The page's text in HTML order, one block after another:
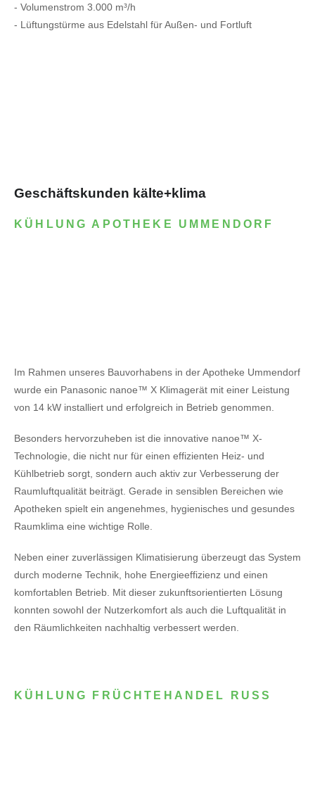
- Volumenstrom 3.000 m³/h
- Lüftungstürme aus Edelstahl für Außen- und Fortluft
Geschäftskunden kälte+klima
KÜHLUNG APOTHEKE UMMENDORF
Im Rahmen unseres Bauvorhabens in der Apotheke Ummendorf
wurde ein Panasonic nanoe™ X Klimagerät mit einer Leistung
von 14 kW installiert und erfolgreich in Betrieb genommen.
Besonders hervorzuheben ist die innovative nanoe™ X-
Technologie, die nicht nur für einen effizienten Heiz- und
Kühlbetrieb sorgt, sondern auch aktiv zur Verbesserung der
Raumluftqualität beiträgt. Gerade in sensiblen Bereichen wie
Apotheken spielt ein angenehmes, hygienisches und gesundes
Raumklima eine wichtige Rolle.
Neben einer zuverlässigen Klimatisierung überzeugt das System
durch moderne Technik, hohe Energieeffizienz und einen
komfortablen Betrieb. Mit dieser zukunftsorientierten Lösung
konnten sowohl der Nutzerkomfort als auch die Luftqualität in
den Räumlichkeiten nachhaltig verbessert werden.
KÜHLUNG FRÜCHTEHANDEL RUSS